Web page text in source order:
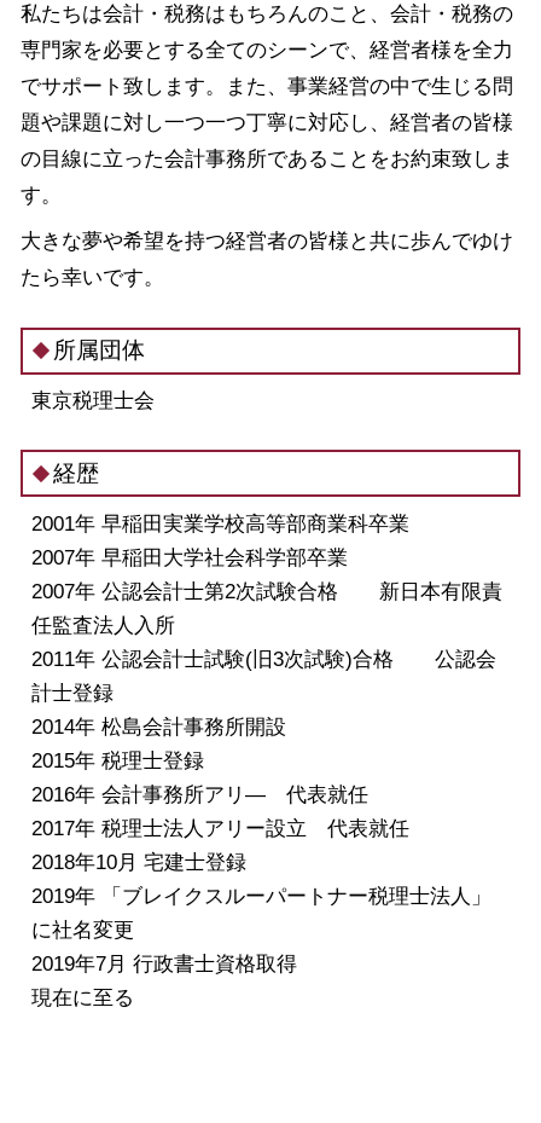
私たちは会計・税務はもちろんのこと、会計・税務の
専門家を必要とする全てのシーンで、経営者様を全力
でサポート致します。また、事業経営の中で生じる問
題や課題に対し一つ一つ丁寧に対応し、経営者の皆様
の目線に立った会計事務所であることをお約束致しま
す。
大きな夢や希望を持つ経営者の皆様と共に歩んでゆけ
たら幸いです。
所属団体
東京税理士会
経歴
2001年 早稲田実業学校高等部商業科卒業
2007年 早稲田大学社会科学部卒業
2007年 公認会計士第2次試験合格 新日本有限責
任監査法人入所
2011年 公認会計士試験(旧3次試験)合格 公認会
計士登録
2014年 松島会計事務所開設
2015年 税理士登録
2016年 会計事務所アリ― 代表就任
2017年 税理士法人アリー設立 代表就任
2018年10月 宅建士登録
2019年 「ブレイクスルーパートナー税理士法人」
に社名変更
2019年7月 行政書士資格取得
現在に至る